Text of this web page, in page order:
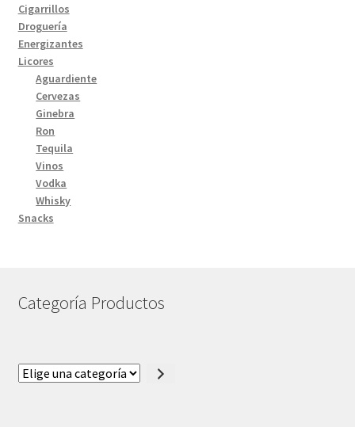
Cigarrillos
Droguería
Energizantes
Licores
Aguardiente
Cervezas
Ginebra
Ron
Tequila
Vinos
Vodka
Whisky
Snacks
Categoría Productos
Elige